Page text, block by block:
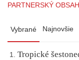
PARTNERSKÝ OBSAH
Vybrané Najnovšie
Tropické